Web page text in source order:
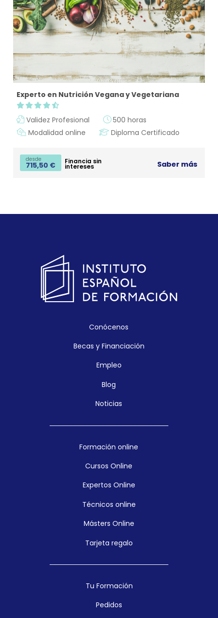
Experto en Nutrición Vegana y Vegetariana
Validez Profesional
500 horas
Modalidad online
Diploma Certificado
desde
715,50 € Financia sin
intereses Saber más
Conócenos
Becas y Financiación
Empleo
Blog
Noticias
Formación online
Cursos Online
Expertos Online
Técnicos online
Másters Online
Tarjeta regalo
Tu Formación
Pedidos